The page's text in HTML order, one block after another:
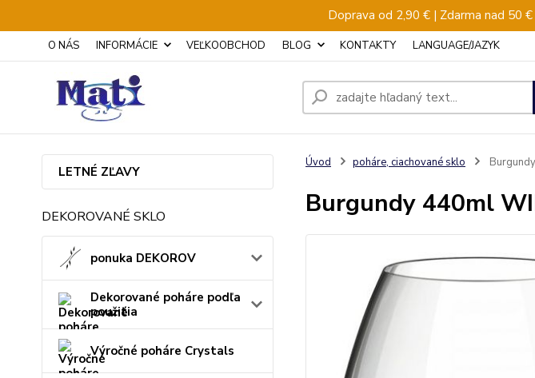
Doprava od 2,90 € | Zdarma nad 50
O NÁS INFORMÁCIE VEĽKOOBCHOD BLOG KONTAKTY LANGUAGE/JAZYK
LETNÉ ZĽAVY
DEKOROVANÉ SKLO
ponuka DEKOROV
Dekorované poháre podľa
použitia
Výročné poháre Crystals
Úvod poháre, ciachované sklo
Burgundy 440ml